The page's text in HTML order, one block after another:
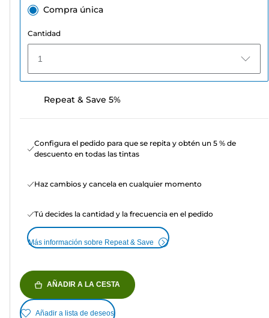
Compra única
Cantidad
1
Repeat & Save 5%
Configura el pedido para que se repita y obtén un 5 % de
descuento en todas las tintas
Haz cambios y cancela en cualquier momento
Tú decides la cantidad y la frecuencia en el pedido
Más información sobre Repeat & Save
AÑADIR A LA CESTA
Añadir a lista de deseos